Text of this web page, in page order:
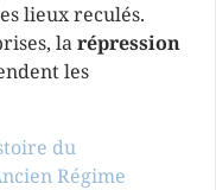
lieux reculés.
larépression
les
du
Régime